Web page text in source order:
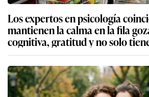
Los expertos en psicología
mantienen la calma en la fila
cognitiva, gratitud y no solo